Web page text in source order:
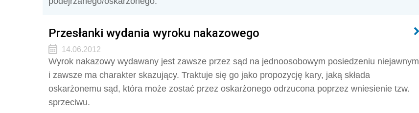
Przesłanki wydania wyroku nakazowego
14.06.2012
Wyrok nakazowy wydawany jest zawsze przez sąd na jednoosobowym posiedzeniu niejawnym
i zawsze ma charakter skazujący. Traktuje się go jako propozycję kary, jaką składa
oskarżonemu sąd, która może zostać przez oskarżonego odrzucona poprzez wniesienie tzw.
sprzeciwu.